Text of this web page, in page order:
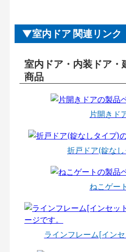
室内ドア 関連リンク
室内ドア・内装ドア・
商品
片開きド
折戸ドア(錠な
ねこゲート
ラインフレーム[イン